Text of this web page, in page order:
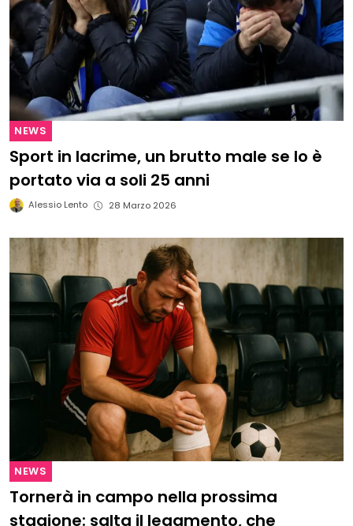
NEWS
Sport in lacrime, un brutto male se lo è
portato via a soli 25 anni
Alessio Lento 28 Marzo 2026
NEWS
Tornerà in campo nella prossima
stagione: salta il legamento, che